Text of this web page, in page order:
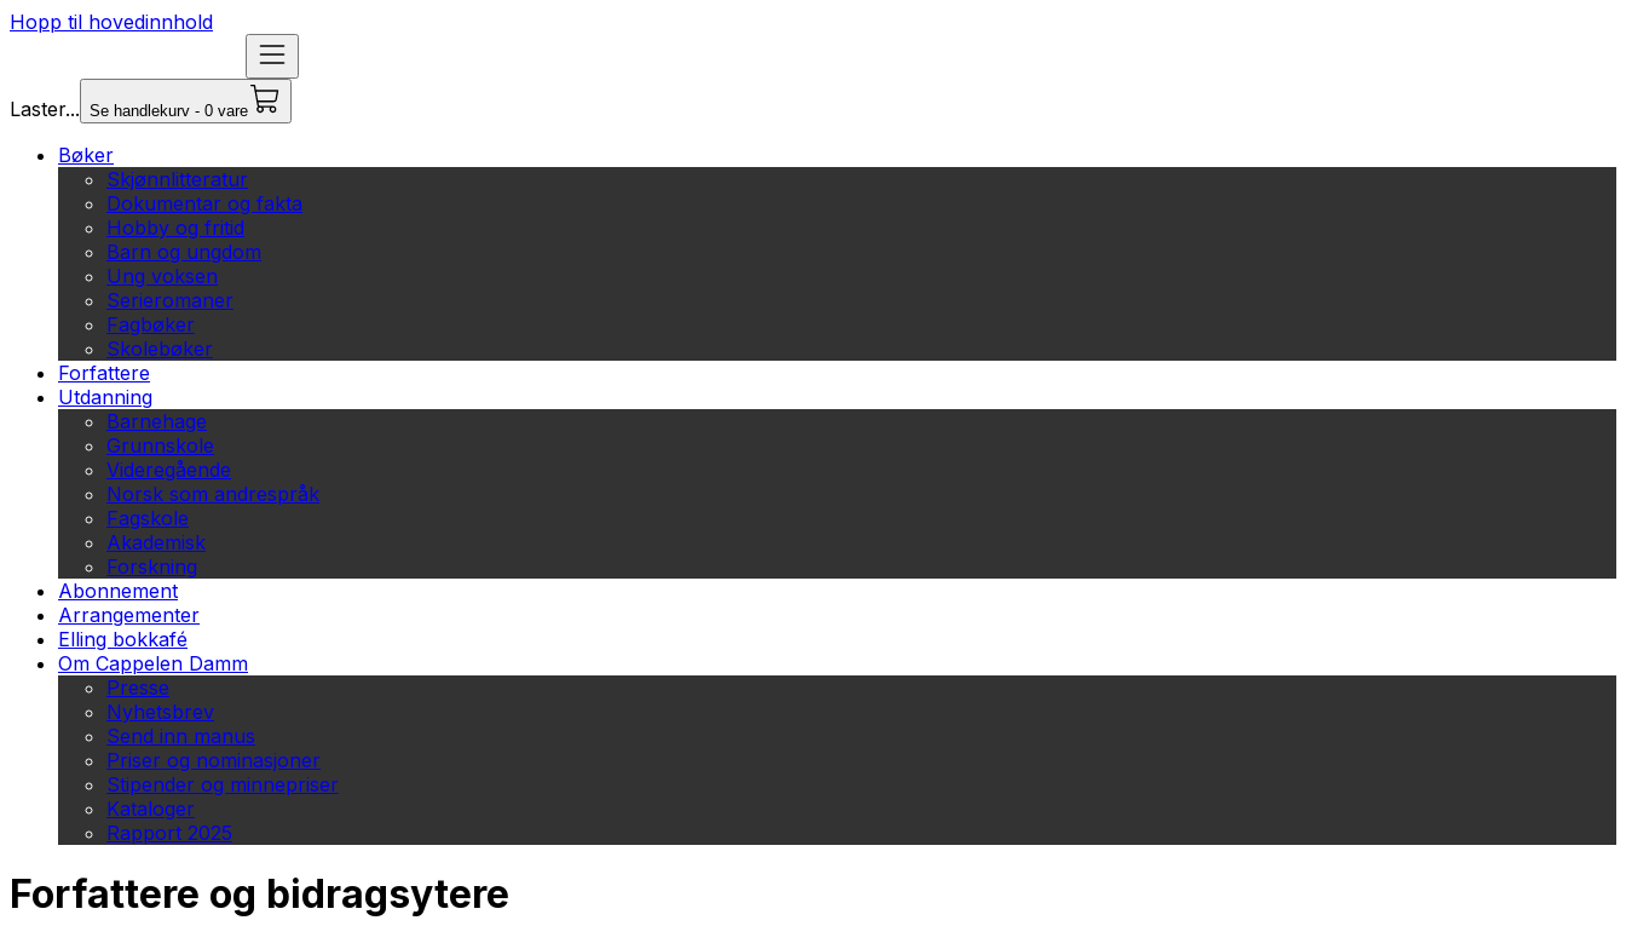
Hopp til hovedinnhold
Laster... Se handlekurv - 0 vare
Bøker
Skjønnlitteratur
Dokumentar og fakta
Hobby og fritid
Barn og ungdom
Ung voksen
Serieromaner
Fagbøker
Skolebøker
Forfattere
Utdanning
Barnehage
Grunnskole
Videregående
Norsk som andrespråk
Fagskole
Akademisk
Forskning
Abonnement
Arrangementer
Elling bokkafé
Om Cappelen Damm
Presse
Nyhetsbrev
Send inn manus
Priser og nominasjoner
Stipender og minnepriser
Kataloger
Rapport 2025
Forfattere og bidragsytere